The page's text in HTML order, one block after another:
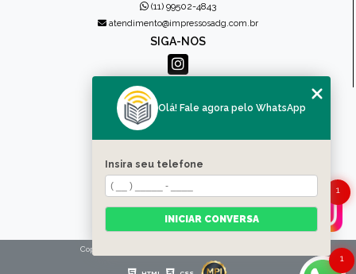
(11) 99502-4843
atendimento@impressosadg.com.br
SIGA-NOS
MENU
QUEM SOMOS
PRODUTOS
CONTATO
CATEGORIAS
MAPA DO SITE
Copyright © Impressos ADG. (Lei 9610 de 19/02/1998)
1
1
Olá! Fale agora pelo WhatsApp
Insira seu telefone
INICIAR CONVERSA